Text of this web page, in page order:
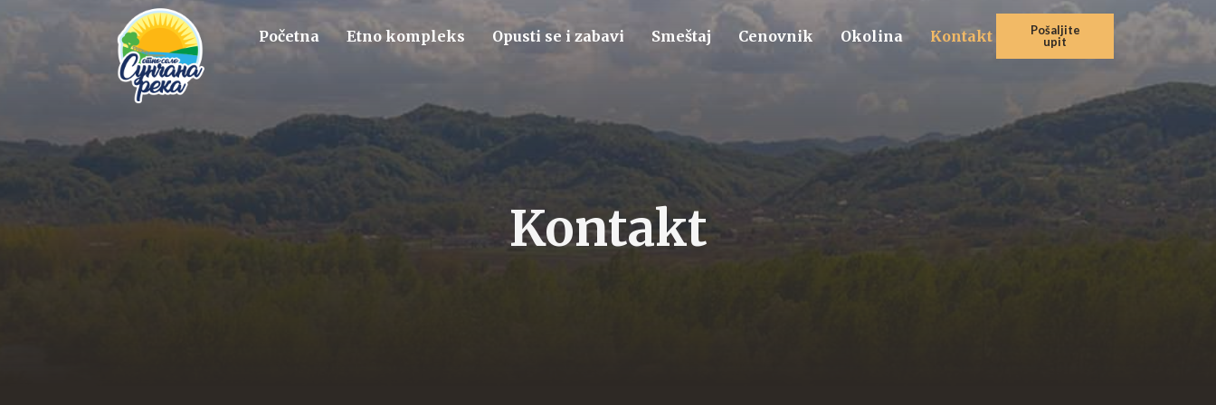
Početna Etno kompleks Opusti se i zabavi Smeštaj Cenovnik Okolina Kontakt
Pošaljite
upit
Kontakt